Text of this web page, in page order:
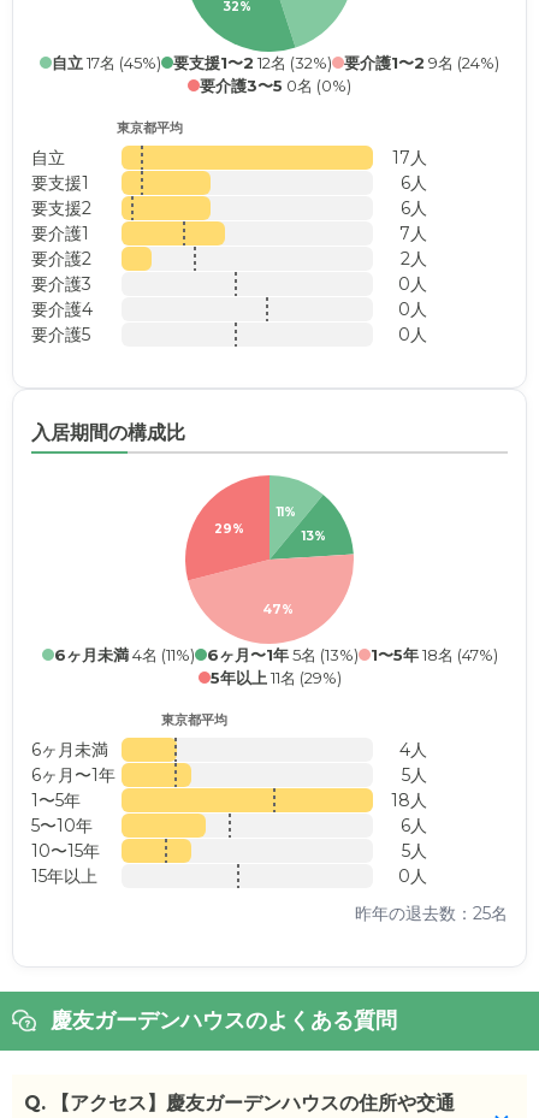
32%
自立17名 (45%) 要支援1〜2 12名 (32%) 要介護1〜2 9名 (24%)
要介護3〜5 0名 (0%)
東京都平均
自立
17人
要支援1
6人
要支援2
6人
要介護1
7人
要介護2
2人
要介護3
0人
要介護4
0人
要介護5
0人
入居期間の構成比
11%
13%
47%
29%
6ヶ月未満4名 (11%) 6ヶ月〜1年5名 (13%) 1〜5年18名 (47%)
5年以上 11名 (29%)
東京都平均
6ヶ月未満
4人
6ヶ月〜1年
5人
1〜5年
18人
5〜10年
6人
10〜15年
5人
15年以上
0人
昨年の退去数：25名
慶友ガーデンハウスのよくある質問
Q.
【アクセス】慶友ガーデンハウスの住所や交通